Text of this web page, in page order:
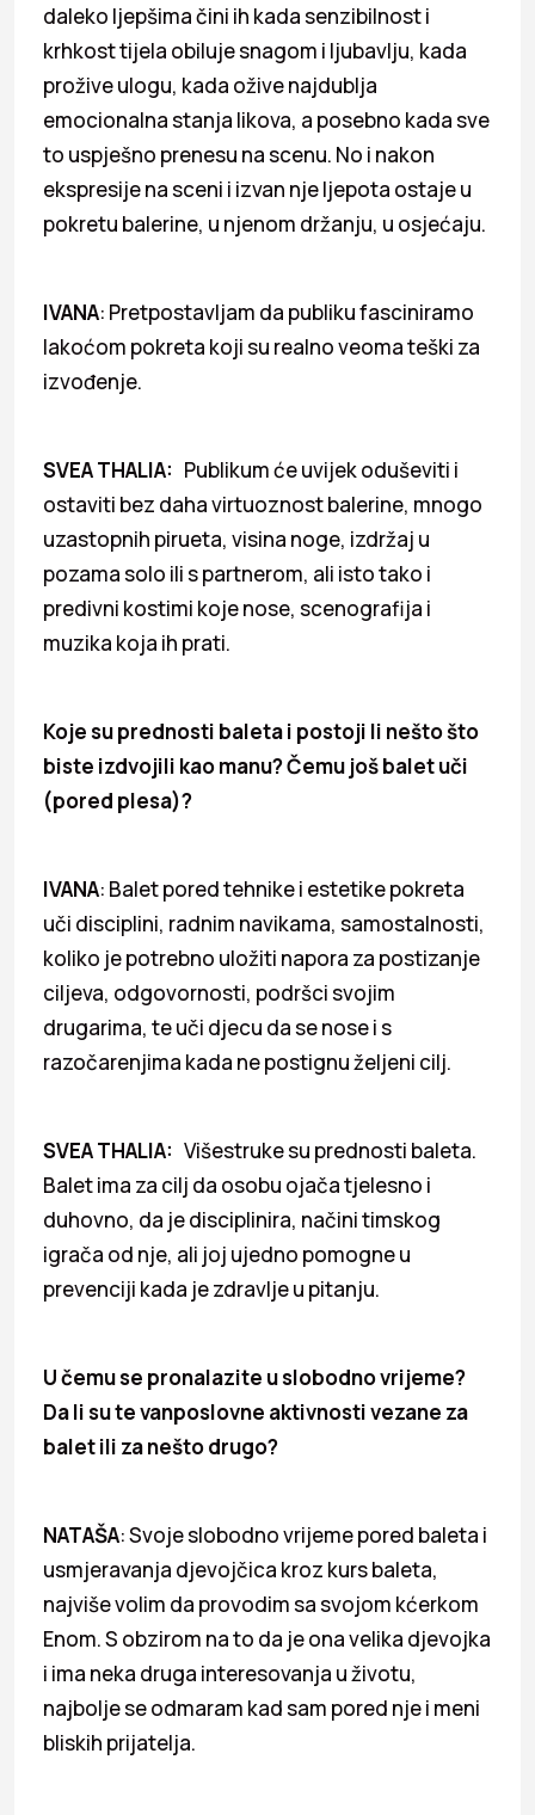
daleko ljepšima čini ih kada senzibilnost i
krhkost tijela obiluje snagom i ljubavlju, kada
prožive ulogu, kada ožive najdublja
emocionalna stanja likova, a posebno kada sve
to uspješno prenesu na scenu. No i nakon
ekspresije na sceni i izvan nje ljepota ostaje u
pokretu balerine, u njenom držanju, u osjećaju.
IVANA: Pretpostavljam da publiku fasciniramo
lakoćom pokreta koji su realno veoma teški za
izvođenje.
SVEA THALIA: Publikum će uvijek oduševiti i
ostaviti bez daha virtuoznost balerine, mnogo
uzastopnih pirueta, visina noge, izdržaj u
pozama solo ili s partnerom, ali isto tako i
predivni kostimi koje nose, scenografija i
muzika koja ih prati.
Koje su prednosti baleta i postoji li nešto što
biste izdvojili kao manu? Čemu još balet uči
(pored plesa)?
IVANA: Balet pored tehnike i estetike pokreta
uči disciplini, radnim navikama, samostalnosti,
koliko je potrebno uložiti napora za postizanje
ciljeva, odgovornosti, podršci svojim
drugarima, te uči djecu da se nose i s
razočarenjima kada ne postignu željeni cilj.
SVEA THALIA: Višestruke su prednosti baleta.
Balet ima za cilj da osobu ojača tjelesno i
duhovno, da je disciplinira, načini timskog
igrača od nje, ali joj ujedno pomogne u
prevenciji kada je zdravlje u pitanju.
U čemu se pronalazite u slobodno vrijeme?
Da li su te vanposlovne aktivnosti vezane za
balet ili za nešto drugo?
NATAŠA: Svoje slobodno vrijeme pored baleta i
usmjeravanja djevojčica kroz kurs baleta,
najviše volim da provodim sa svojom kćerkom
Enom. S obzirom na to da je ona velika djevojka
i ima neka druga interesovanja u životu,
najbolje se odmaram kad sam pored nje i meni
bliskih prijatelja.